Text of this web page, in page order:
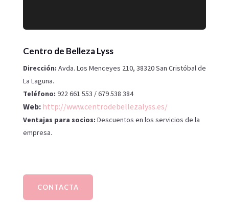
Centro de Belleza Lyss
Dirección: Avda. Los Menceyes 210, 38320 San Cristóbal de
La Laguna.
Teléfono: 922 661 553 / 679 538 384
Web: http://www.centrodebellezalyss.es/
Ventajas para socios: Descuentos en los servicios de la
empresa.
CONTACTA